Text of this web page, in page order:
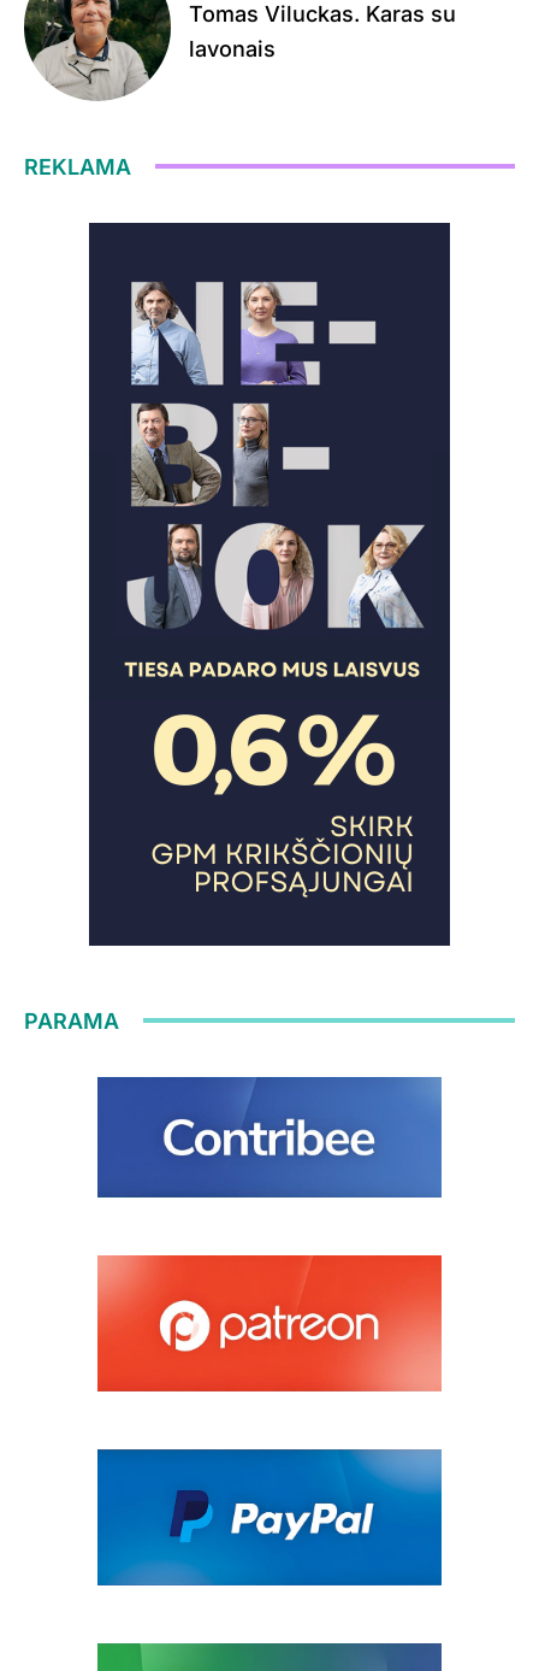
Tomas Viluckas. Karas su
lavonais
REKLAMA
PARAMA